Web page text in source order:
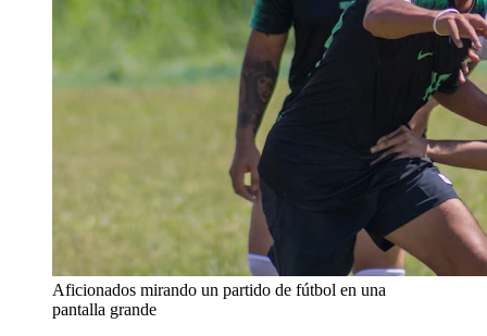
Aficionados mirando un partido de fútbol en una
pantalla grande